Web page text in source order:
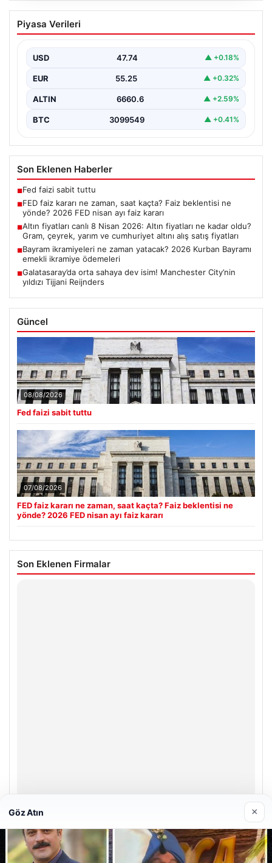
FED faiz kararı ne zaman, saat kaçta?
Faiz beklentisi ne yönde? 2026 FED
Piyasa Verileri
USD 47.74 ▲ +0.18%
EUR 55.25 ▲ +0.32%
ALTIN 6660.6 ▲ +2.59%
BTC 3099549 ▲ +0.41%
Son Eklenen Haberler
■Fed faizi sabit tuttu
■FED faiz kararı ne zaman, saat kaçta? Faiz beklentisi ne
yönde? 2026 FED nisan ayı faiz kararı
■Altın fiyatları canlı 8 Nisan 2026: Altın fiyatları ne kadar oldu?
Gram, çeyrek, yarım ve cumhuriyet altını alış satış fiyatları
■Bayram ikramiyeleri ne zaman yatacak? 2026 Kurban Bayramı
emekli ikramiye ödemeleri
■Galatasaray’da orta sahaya dev isim! Manchester City’nin
yıldızı Tijjani Reijnders
Güncel
08/08/2026
Fed faizi sabit tuttu
07/08/2026
FED faiz kararı ne zaman, saat kaçta? Faiz beklentisi ne
yönde? 2026 FED nisan ayı faiz kararı
Son Eklenen Firmalar
Prenses Night Club
29/04/2026
Göz Atın ×